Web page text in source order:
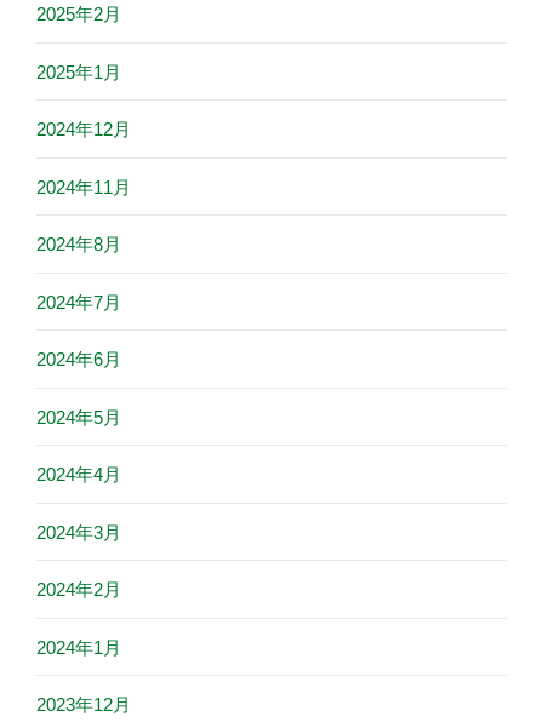
2025年2月
2025年1月
2024年12月
2024年11月
2024年8月
2024年7月
2024年6月
2024年5月
2024年4月
2024年3月
2024年2月
2024年1月
2023年12月